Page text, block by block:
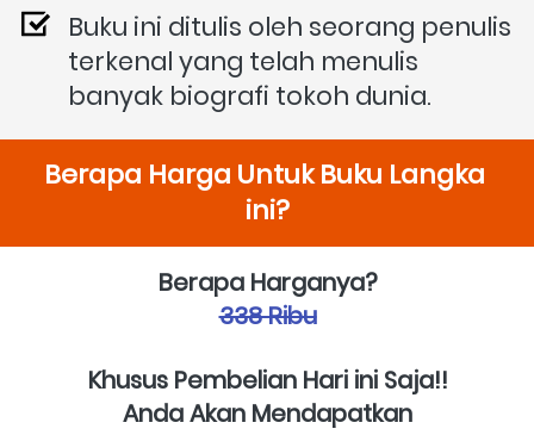
Buku ini ditulis oleh seorang penulis
terkenal yang telah menulis
banyak biografi tokoh dunia.
Berapa Harga Untuk Buku Langka
ini?
Berapa Harganya?
338 Ribu
Khusus Pembelian Hari ini Saja!!
Anda Akan Mendapatkan